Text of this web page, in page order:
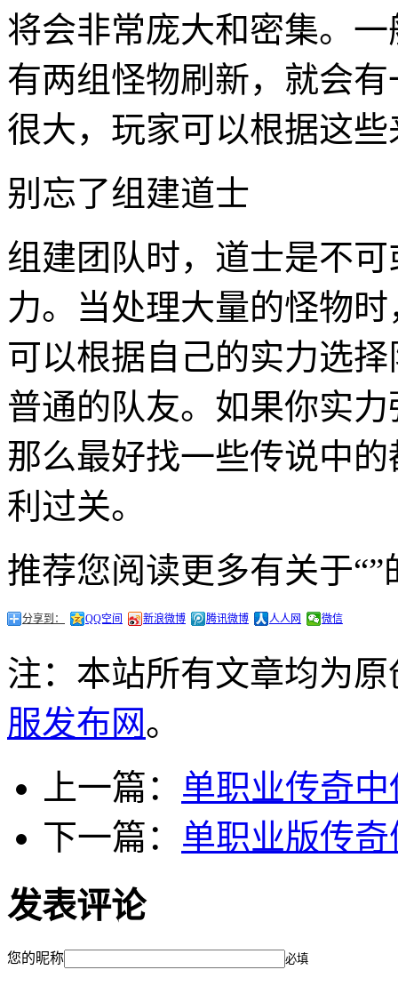
将会非常庞大和密集。
有两组怪物刷新，就会
很大，玩家可以根据这
别忘了组建道士
组建团队时，道士是不
力。当处理大量的怪物
可以根据自己的实力选
普通的队友。如果你实
那么最好找一些传说中
利过关。
推荐您阅读更多有关于“”
分享到： QQ空间 新浪微博 腾讯微博 人人网 微信
注：本站所有文章均为
服发布网。
上一篇： 单职业传奇
下一篇： 单职业版传
发表评论
您的昵称 必填